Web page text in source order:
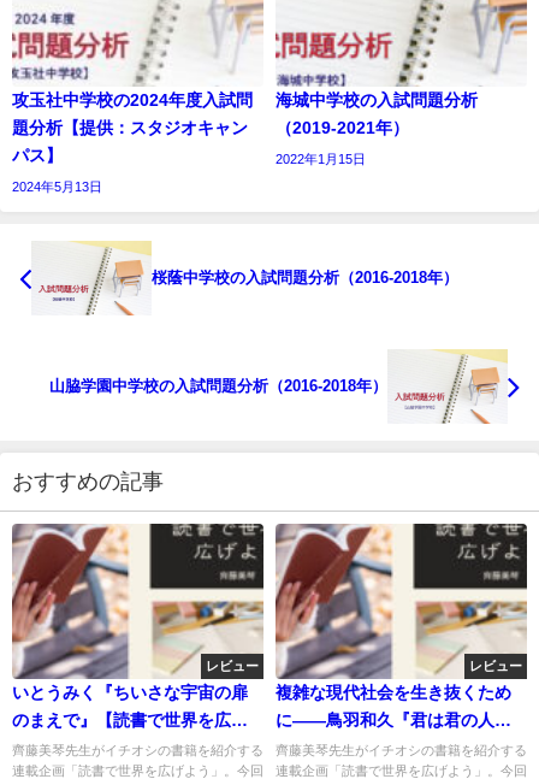
攻玉社中学校の2024年度入試問
題分析【提供：スタジオキャン
パス】
2024年5月13日
海城中学校の入試問題分析
（2019-2021年）
2022年1月15日
桜蔭中学校の入試問題分析（2016-2018年）
山脇学園中学校の入試問題分析（2016-2018年）
おすすめの記事
レビュー
いとうみく『ちいさな宇宙の扉
のまえで』【読書で世界を広げ
よう】
齊藤美琴先生がイチオシの書籍を紹介する
連載企画「読書で世界を広げよう」。今回
レビュー
複雑な現代社会を生き抜くため
に――鳥羽和久『君は君の人生
の主役になれ』
齊藤美琴先生がイチオシの書籍を紹介する
連載企画「読書で世界を広げよう」。今回